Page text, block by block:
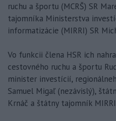
ruchu a športu (MCRŠ) SR
tajomníka Ministerstva
informatizácie (MIRRI) SR
Vo funkcii člena HSR ich
cestovného ruchu a športu
minister investícií,
Samuel Migaľ (nezávislý),
Krnáč a štátny tajomník